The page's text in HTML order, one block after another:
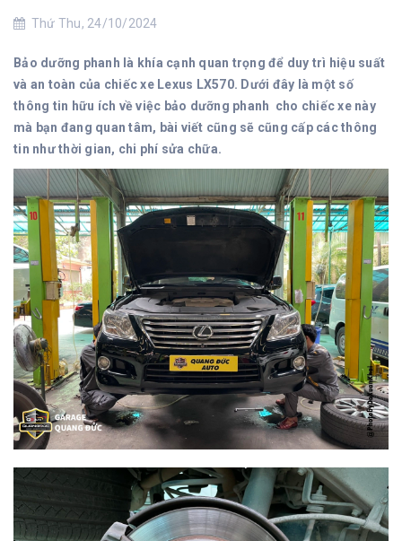
Thứ Thu, 24/10/2024
Bảo dưỡng phanh là khía cạnh quan trọng để duy trì hiệu suất
và an toàn của chiếc xe Lexus LX570. Dưới đây là một số
thông tin hữu ích về việc bảo dưỡng phanh cho chiếc xe này
mà bạn đang quan tâm, bài viết cũng sẽ cũng cấp các thông
tin như thời gian, chi phí sửa chữa.